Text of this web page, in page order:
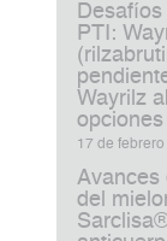
PTI:
Wayrilz
17 de
Avances
del